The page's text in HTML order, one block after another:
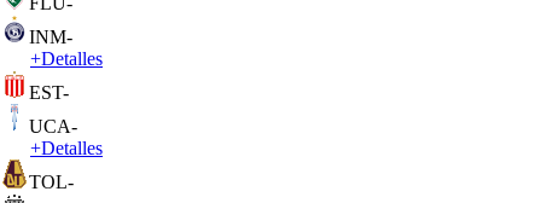
INM-
+Detalles
EST-
UCA-
+Detalles
TOL-